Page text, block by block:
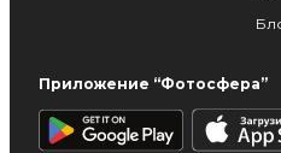
Приложение “Фотосфера”